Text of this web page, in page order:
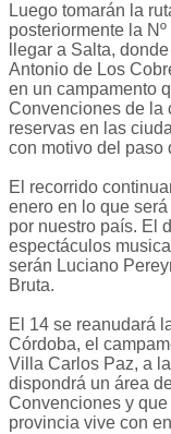
Luego tomarán la
posteriormente la
llegar a Salta,
Antonio de Los
en un campamento
Convenciones de la
reservas en las
con motivo del paso
El recorrido
enero en lo que
por nuestro país. El
espectáculos
serán Luciano
Bruta.
El 14 se reanudará
Córdoba, el
Villa Carlos Paz, a
dispondrá un área
Convenciones y
provincia vive con